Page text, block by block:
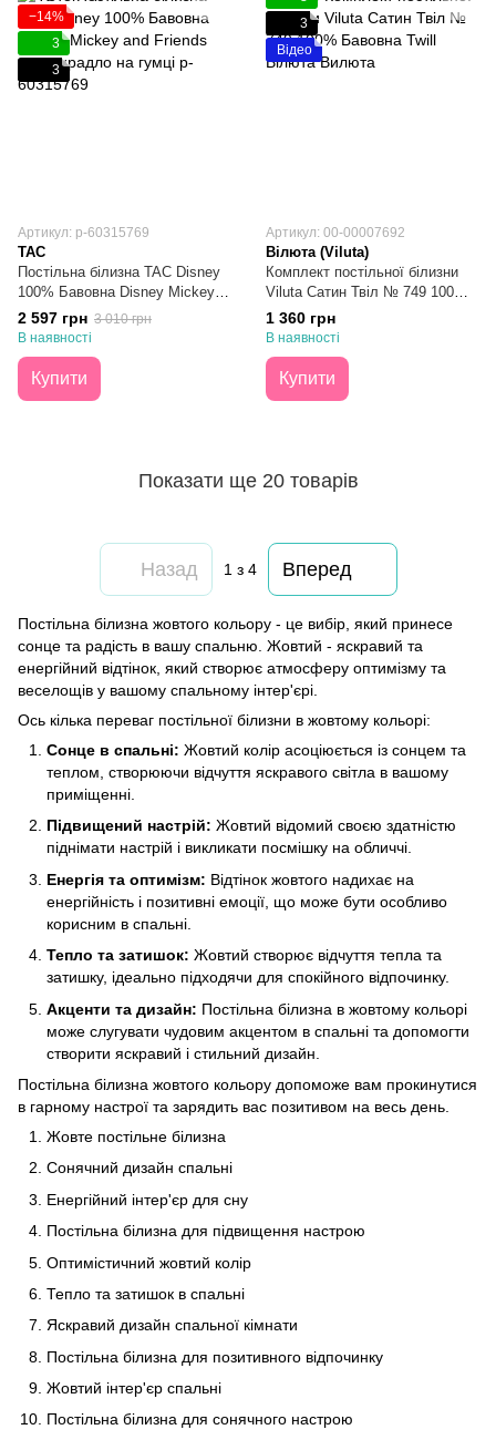
−14%
3
3
Артикул: p-60315769
TAC
Постільна білизна TAC Disney
100% Бавовна Disney Mickey
and Friends простирадло на
гумці Підліткова
2 597 грн 3 010 грн
В наявності
Купити
3
Відео
Артикул: 00-00007692
Вілюта (Viluta)
Комплект постільної білизни
Viluta Сатин Твіл № 749 100%
Бавовна Півтораспальний
1 360 грн
В наявності
Купити
Показати ще 20 товарів
Назад 1 з 4 Вперед
Постільна білизна жовтого кольору - це вибір, який принесе
сонце та радість в вашу спальню. Жовтий - яскравий та
енергійний відтінок, який створює атмосферу оптимізму та
веселощів у вашому спальному інтер'єрі.
Ось кілька переваг постільної білизни в жовтому кольорі:
Сонце в спальні: Жовтий колір асоціюється із сонцем та
теплом, створюючи відчуття яскравого світла в вашому
приміщенні.
Підвищений настрій: Жовтий відомий своєю здатністю
піднімати настрій і викликати посмішку на обличчі.
Енергія та оптимізм: Відтінок жовтого надихає на
енергійність і позитивні емоції, що може бути особливо
корисним в спальні.
Тепло та затишок: Жовтий створює відчуття тепла та
затишку, ідеально підходячи для спокійного відпочинку.
Акценти та дизайн: Постільна білизна в жовтому кольорі
може слугувати чудовим акцентом в спальні та допомогти
створити яскравий і стильний дизайн.
Постільна білизна жовтого кольору допоможе вам прокинутися
в гарному настрої та зарядить вас позитивом на весь день.
Жовте постільне білизна
Сонячний дизайн спальні
Енергійний інтер'єр для сну
Постільна білизна для підвищення настрою
Оптимістичний жовтий колір
Тепло та затишок в спальні
Яскравий дизайн спальної кімнати
Постільна білизна для позитивного відпочинку
Жовтий інтер'єр спальні
Постільна білизна для сонячного настрою